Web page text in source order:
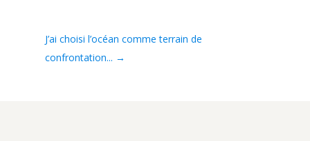
J’ai choisi l’océan comme terrain de
confrontation... →